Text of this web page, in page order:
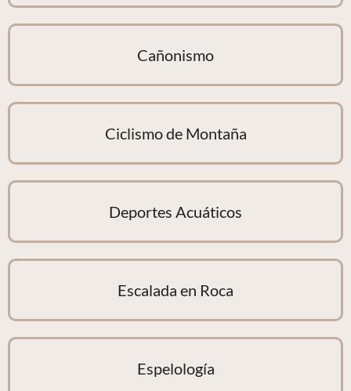
Cañonismo
Ciclismo de Montaña
Deportes Acuáticos
Escalada en Roca
Espelología